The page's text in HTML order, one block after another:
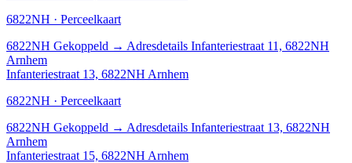
6822NH · Perceelkaart
6822NH Gekoppeld → Adresdetails Infanteriestraat 11, 6822NH
Arnhem
Infanteriestraat 13, 6822NH Arnhem
6822NH · Perceelkaart
6822NH Gekoppeld → Adresdetails Infanteriestraat 13, 6822NH
Arnhem
Infanteriestraat 15, 6822NH Arnhem